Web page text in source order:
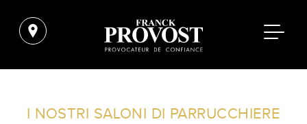
I NOSTRI SALONI DI PARRUCCHIERE